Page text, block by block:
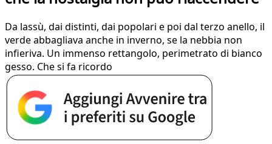
Da lassù, dai distinti, dai popolari e poi dal terzo anello, il
verde abbagliava anche in inverno, se la nebbia non
infieriva. Un immenso rettangolo, perimetrato di bianco
gesso. Che si fa ricordo